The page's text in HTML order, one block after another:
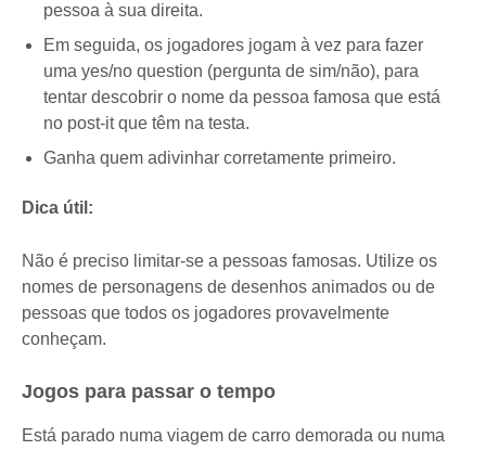
pessoa à sua direita.
Em seguida, os jogadores jogam à vez para fazer
uma yes/no question (pergunta de sim/não), para
tentar descobrir o nome da pessoa famosa que está
no post-it que têm na testa.
Ganha quem adivinhar corretamente primeiro.
Dica útil:
Não é preciso limitar-se a pessoas famosas. Utilize os
nomes de personagens de desenhos animados ou de
pessoas que todos os jogadores provavelmente
conheçam.
Jogos para passar o tempo
Está parado numa viagem de carro demorada ou numa